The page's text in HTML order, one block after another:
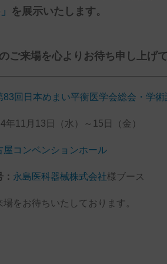
を展示いたします。
ご来場を心よりお待ち申し上げて
83回日本めまい平衡医学会総会・学術
年11月13日（水）～15日（金）
屋コンベンションホール
永島医科器械株式会社様ブース
場をお待ちいたしております。